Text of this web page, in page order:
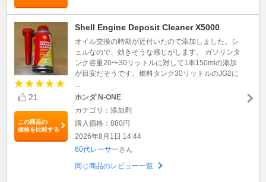
21
この商品の
価格を比較する
Shell Engine Deposit Cleaner X5000
オイル交換の時期が近付いたので添加しました。シ
ェルなので、効きそうな感じがします。 ガソリンタ
ンク容量20〜30リットルに対して1本150mlの添加
が目安だそうです。燃料タンク30リットルのJG2に
ホンダ N-ONE
カテゴリ：添加剤
購入価格：880円
2026年8月1日 14:44
60代レーサーさん
同じ商品のレビュー一覧